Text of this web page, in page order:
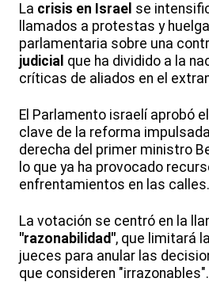
La crisis en Israel se
llamados a protestas y
parlamentaria sobre una
judicial que ha dividido a la
críticas de aliados en el
El Parlamento israelí aprobó
clave de la reforma
derecha del primer ministro
lo que ya ha provocado
enfrentamientos en las calles.
La votación se centró en la
"razonabilidad", que limitará
jueces para anular las
que consideren "irrazonables".